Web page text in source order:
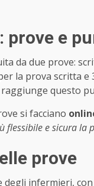
prove e
da due prove:
la prova scritta e
questo
si facciano
flessibile e sicura la
prove
infermieri,